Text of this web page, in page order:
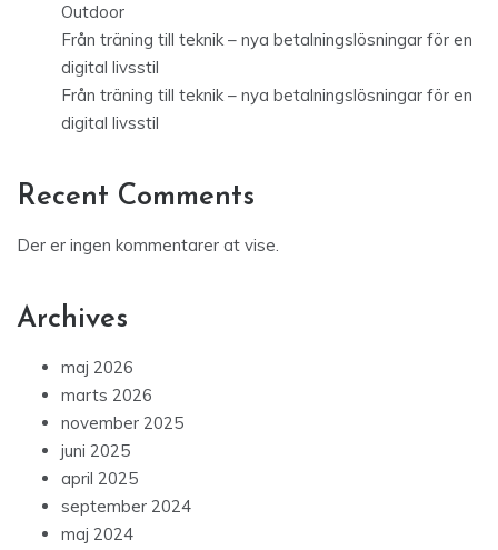
Outdoor
Från träning till teknik – nya betalningslösningar för en
digital livsstil
Från träning till teknik – nya betalningslösningar för en
digital livsstil
Recent Comments
Der er ingen kommentarer at vise.
Archives
maj 2026
marts 2026
november 2025
juni 2025
april 2025
september 2024
maj 2024